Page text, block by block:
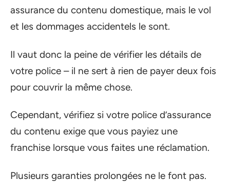
assurance du contenu domestique, mais le vol
et les dommages accidentels le sont.
Il vaut donc la peine de vérifier les détails de
votre police – il ne sert à rien de payer deux fois
pour couvrir la même chose.
Cependant, vérifiez si votre police d’assurance
du contenu exige que vous payiez une
franchise lorsque vous faites une réclamation.
Plusieurs garanties prolongées ne le font pas.